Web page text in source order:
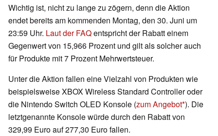
Wichtig ist, nicht zu lange zu zögern, denn die Aktion
endet bereits am kommenden Montag, den 30. Juni um
23:59 Uhr. Laut der FAQentspricht der Rabatt einem
Gegenwert von 15,966 Prozent und gilt als solcher auch
für Produkte mit 7 Prozent Mehrwertsteuer.
Unter die Aktion fallen eine Vielzahl von Produkten wie
beispielsweise XBOX Wireless Standard Controller oder
die Nintendo Switch OLED Konsole (zum Angebot ). Die
letztgenannte Konsole würde durch den Rabatt von
329,99 Euro auf 277,30 Euro fallen.